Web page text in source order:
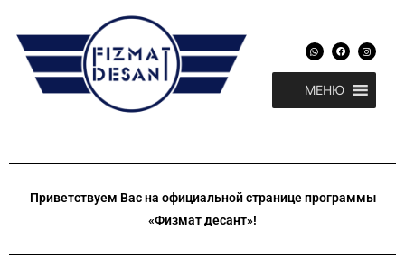
содержимому
W
h
a
t
a
p
p
F
a
c
e
o
o
k
I
n
s
t
g
r
a
МЕНЮ
Приветствуем Вас на официальной странице программы
«Физмат десант»!​